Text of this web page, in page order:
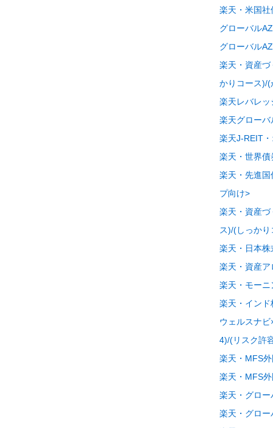
楽天・米国
グローバル
グローバル
楽天・資産
かりコース)/
楽天レバレ
楽天グロー
楽天J-REIT
楽天・世界
楽天・先進
プ向け>
楽天・資産
ス)/(しっか
楽天・日本
楽天・資産
楽天・モー
楽天・イン
ウェルスナ
4)/(リスク許
楽天・MFS
楽天・MFS
楽天・グロ
楽天・グロ